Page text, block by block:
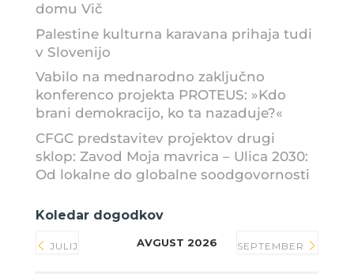
domu Vič
Palestine kulturna karavana prihaja tudi
v Slovenijo
Vabilo na mednarodno zaključno
konferenco projekta PROTEUS: »Kdo
brani demokracijo, ko ta nazaduje?«
CFGC predstavitev projektov drugi
sklop: Zavod Moja mavrica – Ulica 2030:
Od lokalne do globalne soodgovornosti
Koledar dogodkov
JULIJ AVGUST 2026 SEPTEMBER